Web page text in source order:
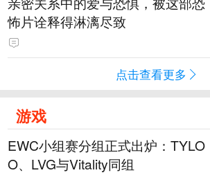
怖片诠释得淋漓尽致
点击查看更多
游戏
EWC小组赛分组正式出炉：TYLO
O、LVG与Vitality同组